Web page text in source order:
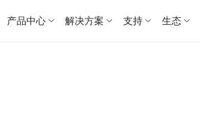
产品中心 解决方案 支持 生态